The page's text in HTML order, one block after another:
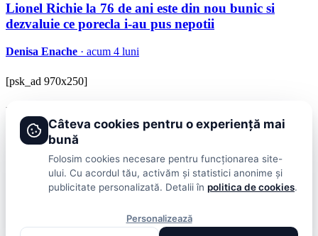
Lionel Richie la 76 de ani este din nou bunic si
dezvaluie ce porecla i-au pus nepotii
Denisa Enache · acum 4 luni
[psk_ad 970x250]
BRAVOnet
Showbiz, vedete si tot ce misca in lumea mondena
ShowbizPublicitateLifestyleHealth & BeautyCasa si Gradina
Câteva cookies pentru o experiență mai
bună
Folosim cookies necesare pentru funcționarea site-
ului. Cu acordul tău, activăm și statistici anonime și
publicitate personalizată. Detalii în politica de cookies.
Personalizează